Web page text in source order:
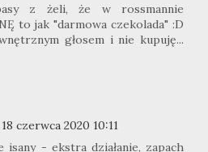
z żeli, że w rossmannie
to jak "darmowa czekolada" :D
głosem i nie kupuję...
18 czerwca 2020 10:11
isany - ekstra działanie, zapach